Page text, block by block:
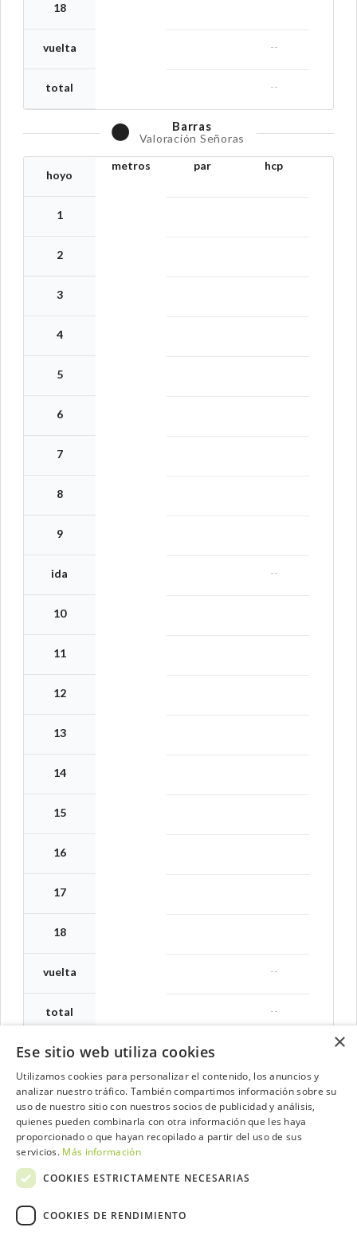
18
vuelta
total
--
--
Barras
Valoración Señoras
hoyo
1
2
3
4
5
6
7
8
9
ida
10
11
12
13
14
15
16
17
18
vuelta
total
metros par hcp
--
--
--
Contacta con el equipo de NextCaddy
Opina Contacta
×
Ese sitio web utiliza cookies
Utilizamos cookies para personalizar el contenido, los anuncios y
analizar nuestro tráfico. También compartimos información sobre su
uso de nuestro sitio con nuestros socios de publicidad y análisis,
quienes pueden combinarla con otra información que les haya
proporcionado o que hayan recopilado a partir del uso de sus
servicios. Más información
COOKIES ESTRICTAMENTE NECESARIAS
COOKIES DE RENDIMIENTO